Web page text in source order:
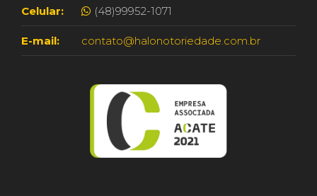
Celular: (48)99952-1071
E-mail: contato@halonotoriedade.com.br